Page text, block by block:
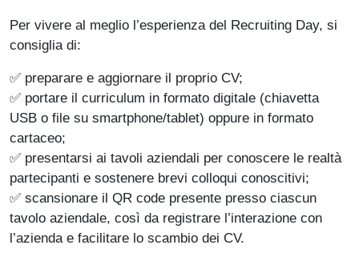
Per vivere al meglio l’esperienza del Recruiting Day, si
consiglia di:
✅ preparare e aggiornare il proprio CV;
✅ portare il curriculum in formato digitale (chiavetta
USB o file su smartphone/tablet) oppure in formato
cartaceo;
✅ presentarsi ai tavoli aziendali per conoscere le realtà
partecipanti e sostenere brevi colloqui conoscitivi;
✅ scansionare il QR code presente presso ciascun
tavolo aziendale, così da registrare l’interazione con
l’azienda e facilitare lo scambio dei CV.